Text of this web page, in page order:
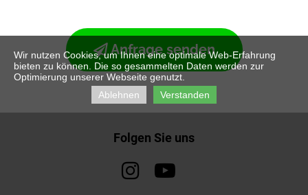
Anfrage senden
Folgen Sie uns
 
Wir nutzen Cookies, um Ihnen eine optimale Web-Erfahrung
bieten zu können. Die so gesammelten Daten werden zur
Optimierung unserer Webseite genutzt.
Ablehnen
Verstanden